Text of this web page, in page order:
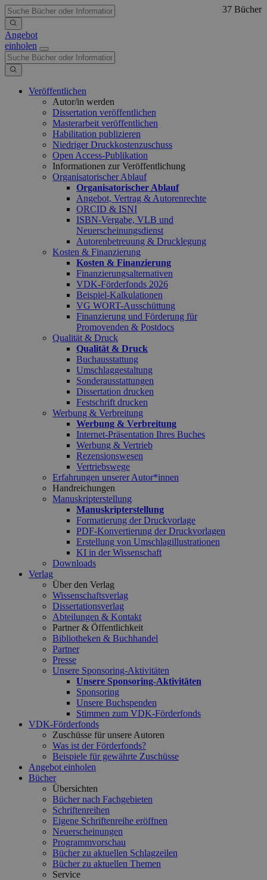
Angebot
einholen
Veröffentlichen
Autor/in werden
Dissertation veröffentlichen
Masterarbeit veröffentlichen
Habilitation publizieren
Niedriger Druckkostenzuschuss
Open Access-Publikation
Informationen zur Veröffentlichung
Organisatorischer Ablauf
Organisatorischer Ablauf
Angebot, Vertrag & Autorenrechte
ORCID & ISNI
ISBN-Vergabe, VLB und
Neuerscheinungsdienst
Autorenbetreuung & Drucklegung
Kosten & Finanzierung
Kosten & Finanzierung
Finanzierungsalternativen
VDK-Förderfonds 2026
Beispiel-Kalkulationen
VG WORT-Ausschüttung
Finanzierung und Förderung für
Promovenden & Postdocs
Qualität & Druck
Qualität & Druck
Buchausstattung
Umschlaggestaltung
Sonderausstattungen
Dissertation drucken
Festschrift drucken
Werbung & Verbreitung
Werbung & Verbreitung
Internet-Präsentation Ihres Buches
Werbung & Vertrieb
Rezensionswesen
Vertriebswege
Erfahrungen unserer Autor*innen
Handreichungen
Manuskripterstellung
Manuskripterstellung
Formatierung der Druckvorlage
PDF-Konvertierung der Druckvorlagen
Erstellung von Umschlagillustrationen
KI in der Wissenschaft
Downloads
Verlag
Über den Verlag
Wissenschaftsverlag
Dissertationsverlag
Abteilungen & Kontakt
Partner & Öffentlichkeit
Bibliotheken & Buchhandel
Partner
Presse
Unsere Sponsoring-Aktivitäten
Unsere Sponsoring-Aktivitäten
Sponsoring
Unsere Buchspenden
Stimmen zum VDK-Förderfonds
VDK-Förderfonds
Zuschüsse für unsere Autoren
Was ist der Förderfonds?
Beispiele für gewährte Zuschüsse
Angebot einholen
Bücher
Übersichten
Bücher nach Fachgebieten
Schriftenreihen
Eigene Schriftenreihe eröffnen
Neuerscheinungen
Programmvorschau
Bücher zu aktuellen Schlagzeilen
Bücher zu aktuellen Themen
Service
37 Bücher